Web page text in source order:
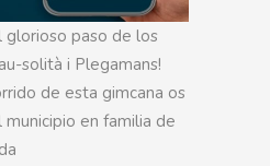
glorioso paso de los
solità i Plegamans!
de esta gimcana os
en familia de